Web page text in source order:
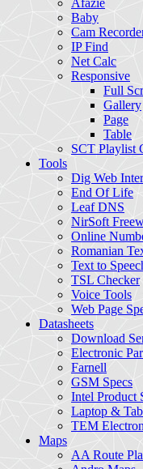
Afazie
Baby
Cam
IP Find
Net Calc
Responsive
Full
Gallery
Page
Table
SCT Playlist
Tools
Dig Web
End Of Life
Leaf DNS
NirSoft
Online
Romanian
Text to
TSL Checker
Voice Tools
Web Page
Datasheets
Download
Electronic
Farnell
GSM Specs
Intel Product
Laptop &
TEM
Maps
AA Route